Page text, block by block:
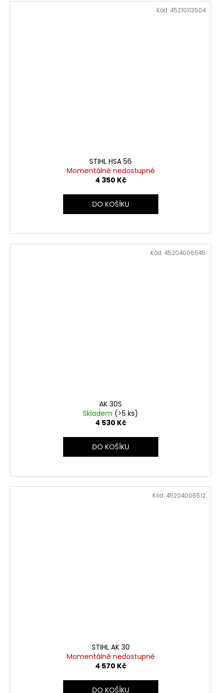
STIHL HSA 56
Momentálně nedostupné
4 350 Kč
DO KOŠÍKU
Kód: 45210113504
AK 30S
Skladem (>5 ks)
4 530 Kč
DO KOŠÍKU
Kód: 45204006545
STIHL AK 30
Momentálně nedostupné
4 570 Kč
DO KOŠÍKU
Kód: 45204006512